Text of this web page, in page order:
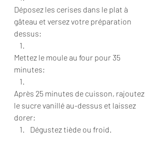
Déposez les cerises dans le plat à
gâteau et versez votre préparation
dessus;
Mettez le moule au four pour 35
minutes;
Après 25 minutes de cuisson, rajoutez
le sucre vanillé au-dessus et laissez
dorer;
Dégustez tiède ou froid.